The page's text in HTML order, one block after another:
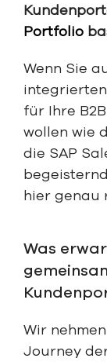
Portfolio
Wenn Sie
für Ihre
wollen wie
die SAP
hier genau
Was
Wir
Journey